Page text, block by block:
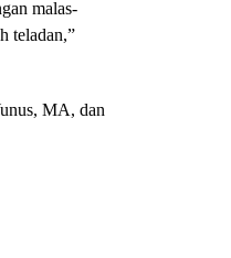
malas-
teladan,”
MA, dan